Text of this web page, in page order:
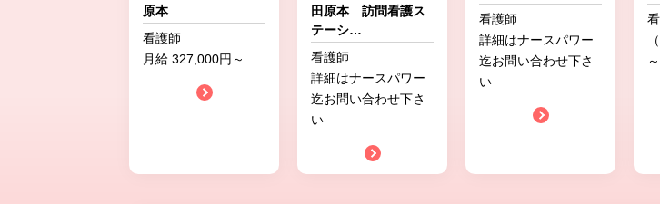
原本
看護師
月給 327,000円～
田原本 訪問看護ス
テーシ…
看護師
詳細はナースパワー
迄お問い合わせ下さ
い
看護師
詳細はナースパワー
迄お問い合わせ下さ
い
～